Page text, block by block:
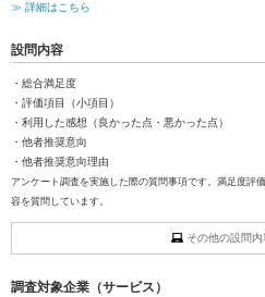
≫ 詳細はこちら
設問内容
・総合満足度
・評価項目（小項目）
・利用した感想（良かった点・悪かった点）
・他者推奨意向
・他者推奨意向理由
アンケート調査を実施した際の質問事項です。満足度評
容を質問しています。
その他の設問内
調査対象企業（サービス）